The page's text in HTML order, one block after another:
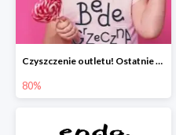
Czyszczenie outletu! Ostatnie sztuki do -80%
80%